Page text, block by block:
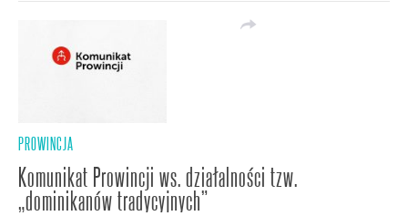
PROWINCJA
Komunikat Prowincji ws. działalności tzw.
„dominikanów tradycyjnych”